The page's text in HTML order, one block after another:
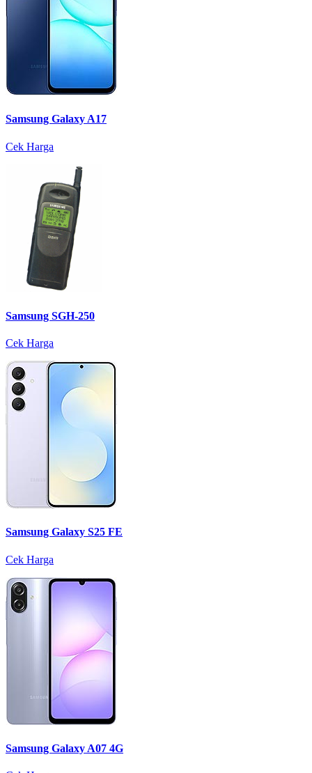
Samsung Galaxy A17
Cek Harga
Samsung SGH-250
Cek Harga
Samsung Galaxy S25 FE
Cek Harga
Samsung Galaxy A07 4G